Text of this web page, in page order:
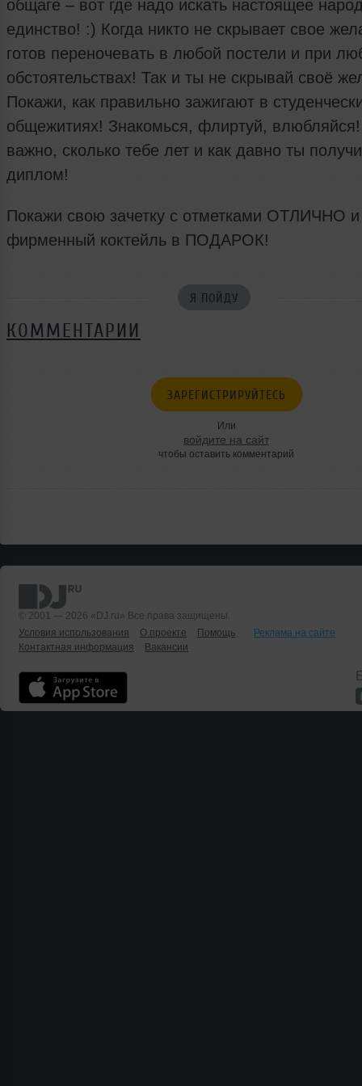
общаге – вот где надо искать настоящее
единство! :) Когда никто не скрывает свое
готов переночевать в любой постели и при
обстоятельствах! Так и ты не скрывай своё
Покажи, как правильно зажигают в
общежитиях! Знакомься, флиртуй,
важно, сколько тебе лет и как давно ты
диплом!
Покажи свою зачетку с отметками ОТЛИЧНО и
фирменный коктейль в ПОДАРОК!
Я ПОЙДУ
КОММЕНТАРИИ
ЗАРЕГИСТРИРУЙТЕСЬ
Или
войдите на сайт
чтобы оставить комментарий
© 2001 — 2026 «DJ.ru» Все права защищены.
Условия использования
О проекте Помощь
Реклама на сайте
Контактная информация
Вакансии